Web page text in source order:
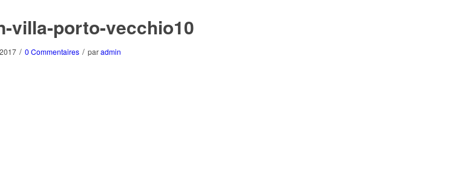
villa-porto-vecchio10
/ 0 Commentaires / paradmin